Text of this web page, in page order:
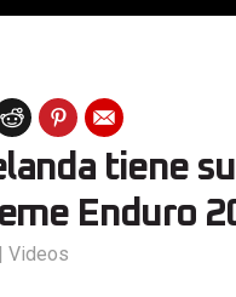
tiene
Enduro
| Videos